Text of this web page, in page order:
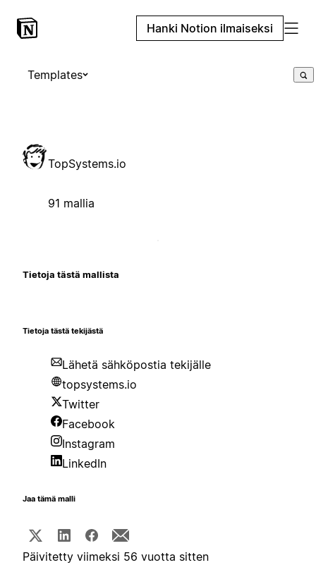
Hanki Notion ilmaiseksi
Templates
TopSystems.io
91 mallia
Tietoja tästä mallista
Tietoja tästä tekijästä
Lähetä sähköpostia tekijälle
topsystems.io
Twitter
Facebook
Instagram
LinkedIn
Jaa tämä malli
Päivitetty viimeksi 56 vuotta sitten